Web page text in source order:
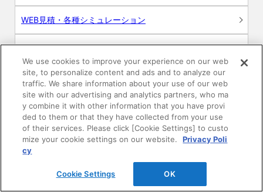
WEB見積・各種シミュレーション
交換用部品の購入
修理・点検
お問い合わせ
ログイン
建築・設計関係者様向けサイト
We use cookies to improve your experience on our web
site, to personalize content and ads and to analyze our
traffic. We share information about your use of our web
site with our advertising and analytics partners, who ma
y combine it with other information that you have provi
ded to them or that they have collected from your use
of their services. Please click [Cookie Settings] to custo
mize your cookie settings on our website.
Privacy Poli
cy
Cookie Settings OK